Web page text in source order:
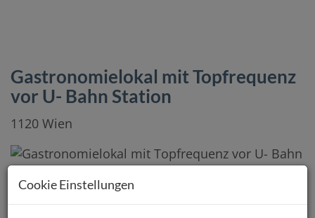
Gastronomielokal mit Topfrequenz
vor U- Bahn Station
1120 Wien
Cookie Einstellungen